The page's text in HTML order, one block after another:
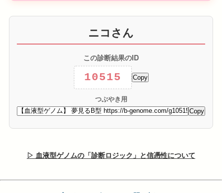
ニコさん
この診断結果のID
10515 Copy
つぶやき用
Copy
▷ 血液型ゲノムの「診断ロジック」と信憑性について